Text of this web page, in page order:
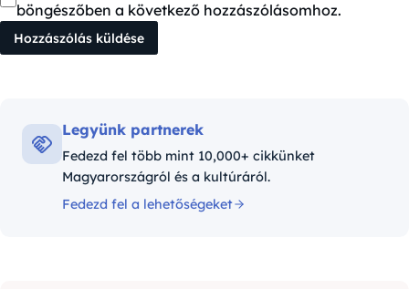
böngészőben a következő hozzászólásomhoz.
Legyünk partnerek
Fedezd fel több mint 10,000+ cikkünket
Magyarországról és a kultúráról.
Fedezd fel a lehetőségeket